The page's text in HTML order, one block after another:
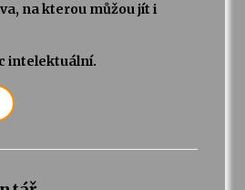
na kterou můžou jít i
intelektuální.